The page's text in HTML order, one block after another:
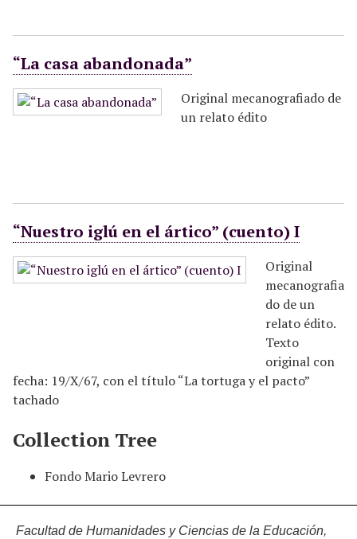
“La casa abandonada”
Original mecanografiado de
un relato édito
“Nuestro iglú en el ártico” (cuento) I
Original
mecanografia
do de un
relato édito.
Texto
original con
fecha: 19/X/67, con el título “La tortuga y el pacto”
tachado
Collection Tree
Fondo Mario Levrero
Facultad de Humanidades y Ciencias de la Educación,